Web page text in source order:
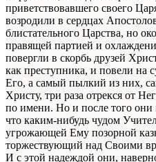
приветствовавшего своего
возродили в сердцах
блистательного Царства, но
правящей партией и
повергли в скорбь друзей
как преступника, и повели на
Его, а самый пылкий из них,
Христу, три раза отрекся от
по имени. Но и после того они
что каким-нибудь чудом
угрожающей Ему позорной
торжествующий над Своими
И с этой надеждой они,